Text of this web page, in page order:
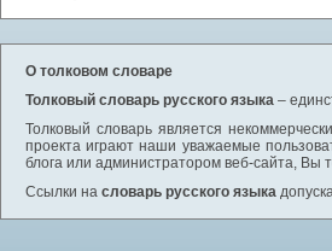
О толковом словаре
Толковый словарь русского языка –
Толковый словарь является
проекта играют наши уважаемые
блога или администратором веб-сайта, Вы
Ссылки на словарь русского языка